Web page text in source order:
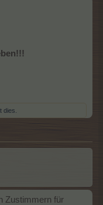
dies.
Zustimmern für